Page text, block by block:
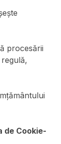
procesării
de Cookie-